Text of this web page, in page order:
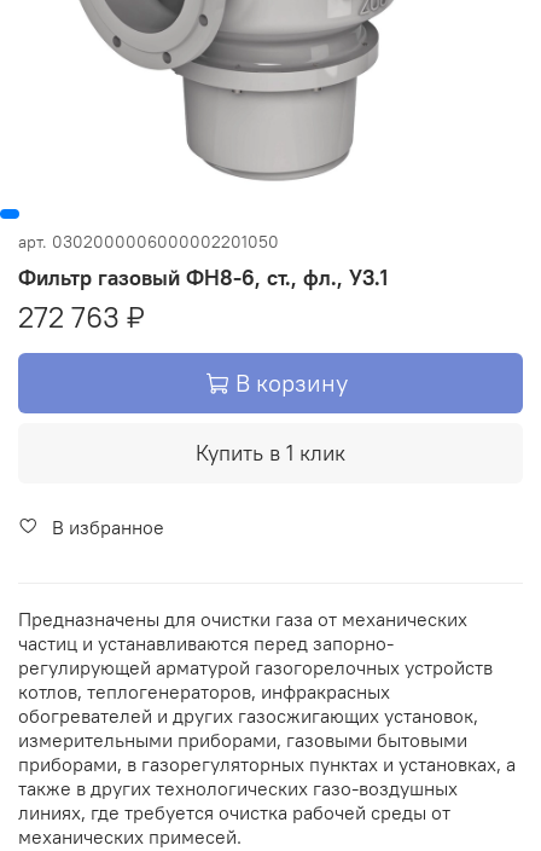
арт. 0302000006000002201050
Фильтр газовый ФН8-6, ст., фл., У3.1
272 763 ₽
В корзину
Купить в 1 клик
В избранное
Предназначены для очистки газа от механических
частиц и устанавливаются перед запорно-
регулирующей арматурой газогорелочных устройств
котлов, теплогенераторов, инфракрасных
обогревателей и других газосжигающих установок,
измерительными приборами, газовыми бытовыми
приборами, в газорегуляторных пунктах и установках, а
также в других технологических газо-воздушных
линиях, где требуется очистка рабочей среды от
механических примесей.